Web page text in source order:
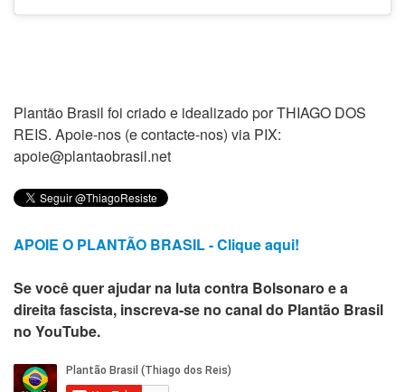
Plantão Brasil foi criado e idealizado por THIAGO DOS
REIS. Apoie-nos (e contacte-nos) via PIX:
apoie@plantaobrasil.net
APOIE O PLANTÃO BRASIL - Clique aqui!
Se você quer ajudar na luta contra Bolsonaro e a
direita fascista, inscreva-se no canal do Plantão Brasil
no YouTube.